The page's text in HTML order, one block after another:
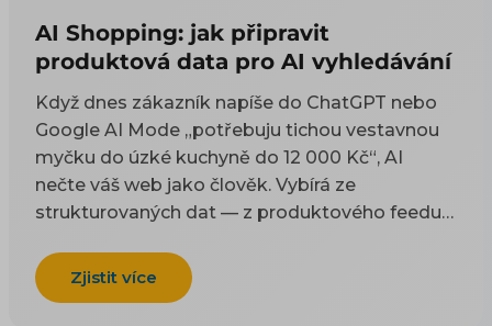
AI Shopping: jak připravit
produktová data pro AI vyhledávání
Když dnes zákazník napíše do ChatGPT nebo
Google AI Mode „potřebuju tichou vestavnou
myčku do úzké kuchyně do 12 000 Kč“, AI
nečte váš web jako člověk. Vybírá ze
strukturovaných dat — z produktového feedu a
návod, co do těch dat dát a jak je naplnit, aby
vás AI uměla doporučit. Proč na AI viditelnosti
Zjistit více